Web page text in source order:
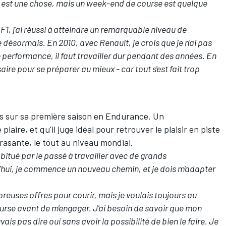
une chose, mais un week-end de course est quelque
j'ai réussi à atteindre un remarquable niveau de
En 2010, avec Renault, je crois que je n'ai pas
il faut travailler dur pendant des années. En
pour se préparer au mieux - car tout s'est fait trop
sur sa première saison en Endurance. Un
et qu'il juge idéal pour retrouver le plaisir en piste
le tout au niveau mondial.
par le passé à travailler avec de grands
je commence un nouveau chemin, et je dois m'adapter
offres pour courir, mais je voulais toujours au
avant de m'engager. J'ai besoin de savoir que mon
pas dire oui sans avoir la possibilité de bien le faire. Je